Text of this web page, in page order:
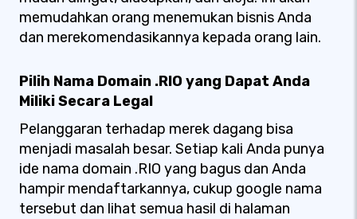
memudahkan orang menemukan bisnis Anda
dan merekomendasikannya kepada orang lain.
Pilih Nama Domain .RIO yang Dapat Anda
Miliki Secara Legal
Pelanggaran terhadap merek dagang bisa
menjadi masalah besar. Setiap kali Anda punya
ide nama domain .RIO yang bagus dan Anda
hampir mendaftarkannya, cukup google nama
tersebut dan lihat semua hasil di halaman